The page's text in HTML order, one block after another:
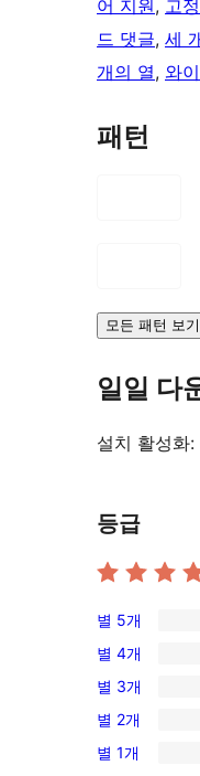
어 지원, 고
드 댓글, 세
개의 열, 와
패턴
모든 패턴 보기
일일 다
설치 활성화:
등급
1/5-
별
점
후
기
별 5개
0/4-
별
점
후
별 4개
0/3-
별
점
별 3개
0/2-
별
별 2개
0/1-
별 1개